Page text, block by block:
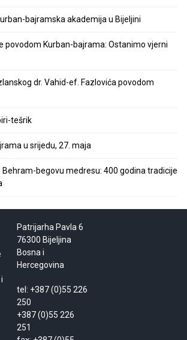
bajramska akademija u Bijeljini
povodom Kurban-bajrama: Ostanimo vjerni
dr. Vahid-ef. Fazlovića povodom
tešrik
u srijedu, 27. maja
Behram-begovu medresu: 400 godina tradicije
Patrijarha Pavla 6
76300 Bijeljina
Bosna i
Hercegovina
tel: +387 (0)55 226
250
+387 (0)55 226
251